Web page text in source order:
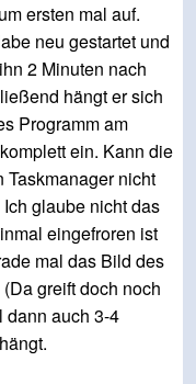
ersten mal auf.
neu gestartet und
2 Minuten nach
hängt er sich
Programm am
ein. Kann die
Taskmanager nicht
glaube nicht das
eingefroren ist
mal das Bild des
greift doch noch
dann auch 3-4